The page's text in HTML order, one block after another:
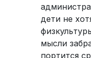
дети не
мысли
портится